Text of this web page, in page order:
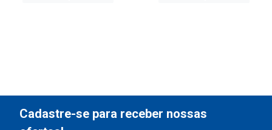
Cadastre-se para receber nossas